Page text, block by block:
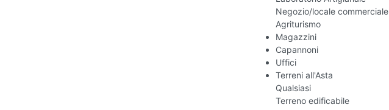
Negozio/locale commerciale
Agriturismo
Magazzini
Capannoni
Uffici
Terreni all'Asta
Qualsiasi
Terreno edificabile